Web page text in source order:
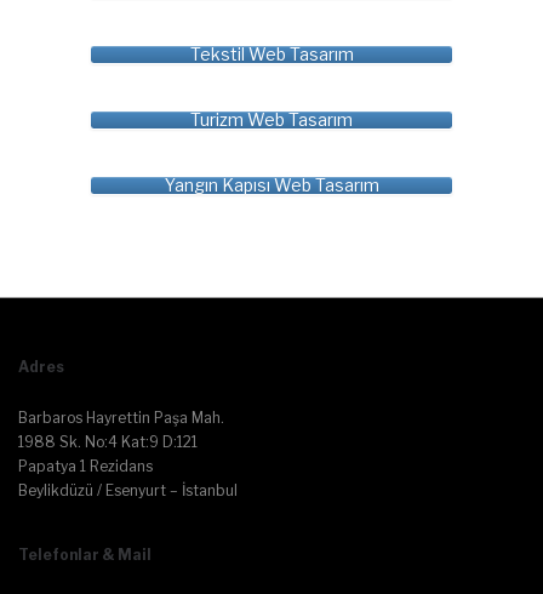
Tekstil Web Tasarım
Turizm Web Tasarım
Yangın Kapısı Web Tasarım
Adres
Barbaros Hayrettin Paşa Mah.
1988 Sk. No:4 Kat:9 D:121
Papatya 1 Rezidans
Beylikdüzü / Esenyurt – İstanbul
Telefonlar & Mail